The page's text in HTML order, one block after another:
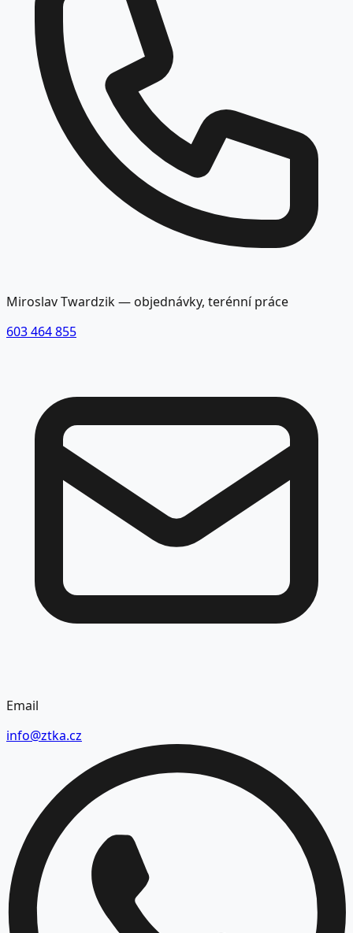
Miroslav Twardzik — objednávky, terénní práce
603 464 855
Email
info@ztka.cz